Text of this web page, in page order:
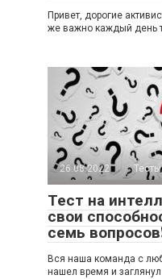
Привет, дорогие
же важно каждый день
26.08.2022 Тесты
Тест на
свои
семь
Вся наша команда с
нашел время и